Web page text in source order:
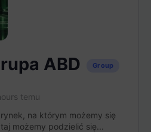
ABD Group
temu
na którym możemy się
możemy podzielić się...